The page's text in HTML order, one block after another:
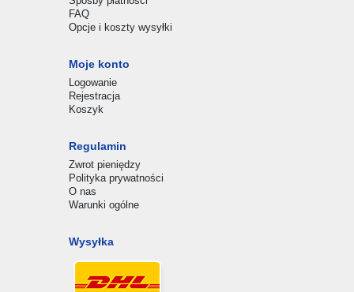
FAQ
Opcje i koszty wysyłki
Moje konto
Logowanie
Rejestracja
Koszyk
Regulamin
Zwrot pieniędzy
Polityka prywatności
O nas
Warunki ogólne
Wysyłka